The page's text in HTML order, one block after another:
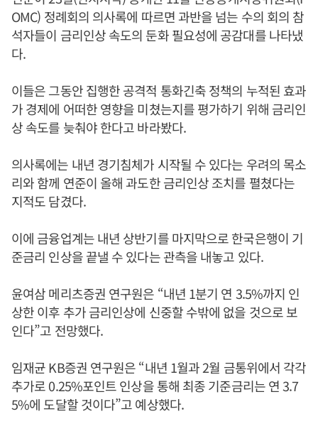
OMC) 정례회의 의사록에 따르면 과반을 넘는 수의 회의 참
석자들이 금리인상 속도의 둔화 필요성에 공감대를 나타냈
다.
이들은 그동안 집행한 공격적 통화긴축 정책의 누적된 효과
가 경제에 어떠한 영향을 미쳤는지를 평가하기 위해 금리인
상 속도를 늦춰야 한다고 바라봤다.
의사록에는 내년 경기침체가 시작될 수 있다는 우려의 목소
리와 함께 연준이 올해 과도한 금리인상 조치를 펼쳤다는
지적도 담겼다.
이에 금융업계는 내년 상반기를 마지막으로 한국은행이 기
준금리 인상을 끝낼 수 있다는 관측을 내놓고 있다.
윤여삼 메리츠증권 연구원은 “내년 1분기 연 3.5%까지 인
상한 이후 추가 금리인상에 신중할 수밖에 없을 것으로 보
인다”고 전망했다.
임재균 KB증권 연구원은 “내년 1월과 2월 금통위에서 각각
추가로 0.25%포인트 인상을 통해 최종 기준금리는 연 3.7
5%에 도달할 것이다”고 예상했다.